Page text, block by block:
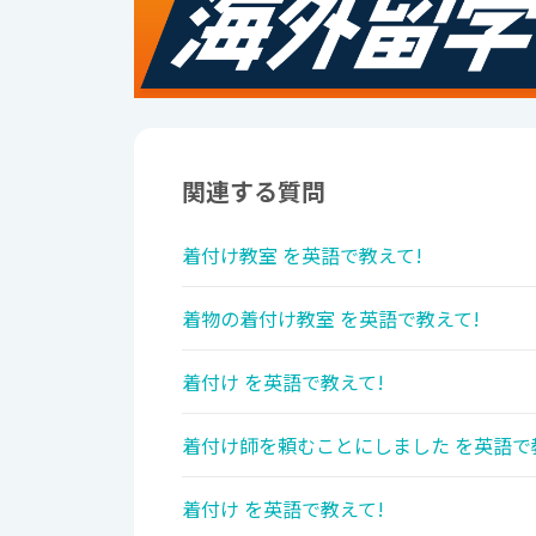
関連する質問
着付け教室 を英語で教えて!
着物の着付け教室 を英語で教えて!
着付け を英語で教えて!
着付け師を頼むことにしました を英語
着付け を英語で教えて!